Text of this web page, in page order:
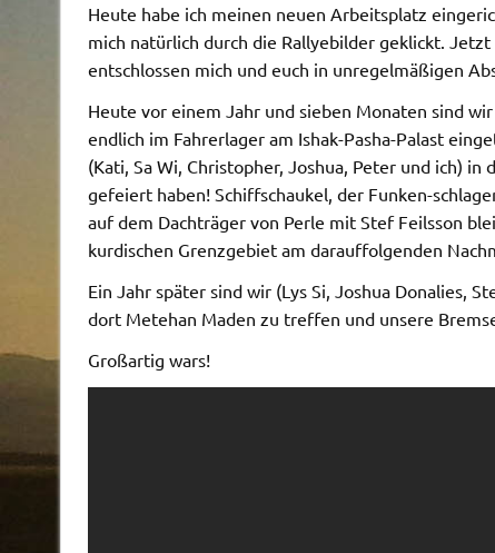
Heute habe ich meinen neuen Arbeitsplatz
mich natürlich durch die Rallyebilder geklickt.
entschlossen mich und euch in unregelmäßigen
Heute vor einem Jahr und sieben Monaten sind
endlich im Fahrerlager am Ishak-Pasha-Palast
(Kati, Sa Wi, Christopher, Joshua, Peter und ich)
gefeiert haben! Schiffschaukel, der Funken-
auf dem Dachträger von Perle mit Stef Feilsson
kurdischen Grenzgebiet am darauffolgenden
Ein Jahr später sind wir (Lys Si, Joshua Donalies,
dort Metehan Maden zu treffen und unsere
Großartig wars!